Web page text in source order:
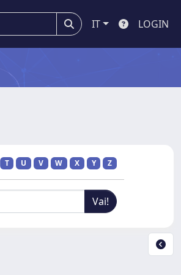
IT LOGIN
T U V W X Y Z